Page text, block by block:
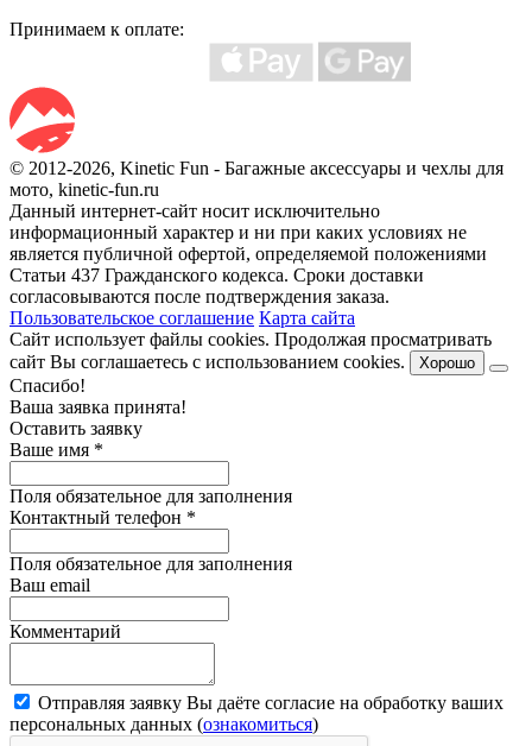
Принимаем к оплате:
© 2012-2026, Kinetic Fun - Багажные аксессуары и чехлы для
мото, kinetic-fun.ru
Данный интернет-сайт носит исключительно
информационный характер и ни при каких условиях не
является публичной офертой, определяемой положениями
Статьи 437 Гражданского кодекса. Сроки доставки
согласовываются после подтверждения заказа.
Пользовательское соглашение Карта сайта
Сайт использует файлы cookies. Продолжая просматривать
сайт Вы соглашаетесь с использованием cookies.
Хорошо
Спасибо!
Ваша заявка принята!
Оставить заявку
Ваше имя *
Поля обязательное для заполнения
Контактный телефон *
Поля обязательное для заполнения
Ваш email
Комментарий
Отправляя заявку Вы даёте согласие на обработку ваших
персональных данных (ознакомиться)